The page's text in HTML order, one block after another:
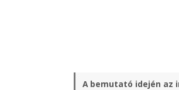
A bemutató idején az